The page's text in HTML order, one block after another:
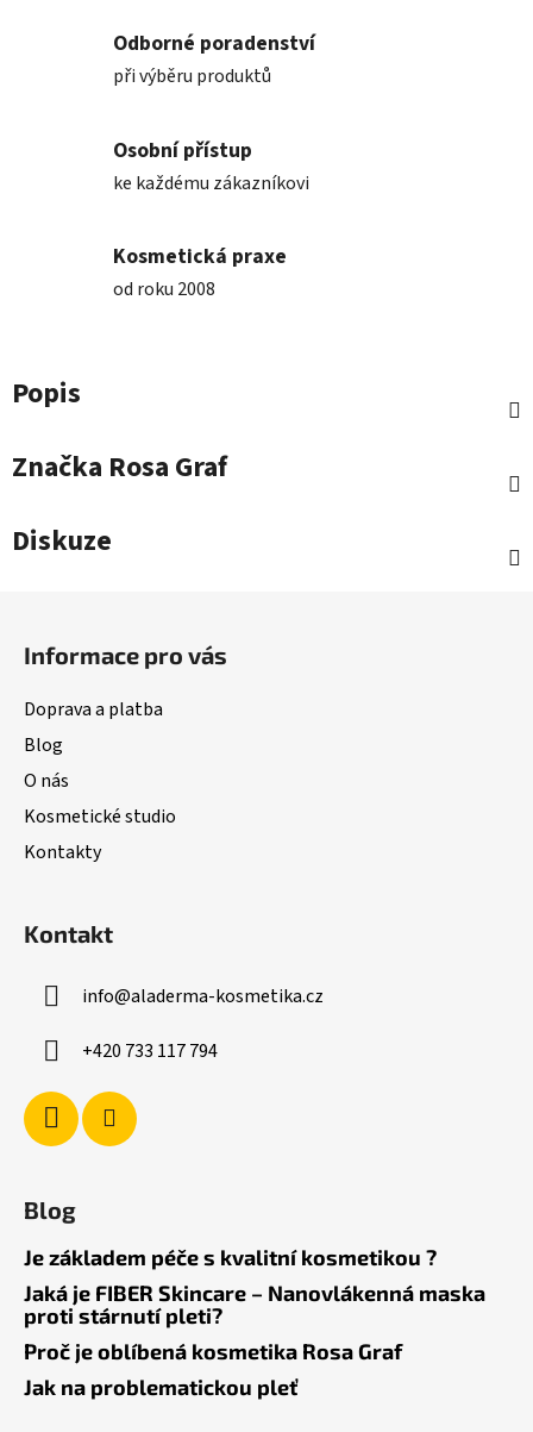
Odborné poradenství
při výběru produktů
Osobní přístup
ke každému zákazníkovi
Kosmetická praxe
od roku 2008
Popis
Značka Rosa Graf
Diskuze
Informace pro vás
Doprava a platba
Blog
O nás
Kosmetické studio
Kontakty
Kontakt
info@aladerma-kosmetika.cz
+420 733 117 794
Blog
Je základem péče s kvalitní kosmetikou ?
Jaká je FIBER Skincare – Nanovlákenná maska
proti stárnutí pleti?
Proč je oblíbená kosmetika Rosa Graf
Jak na problematickou pleť